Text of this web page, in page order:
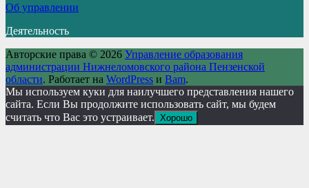
Об управлении
Деятельность
Авторские права © 2026 Управление образования
администрации Нижнеломовского района Пензенской
области. Работает на WordPress и Bam.
Мы используем куки для наилучшего представления нашего
сайта. Если Вы продолжите использовать сайт, мы будем
считать что Вас это устраивает. Хорошо